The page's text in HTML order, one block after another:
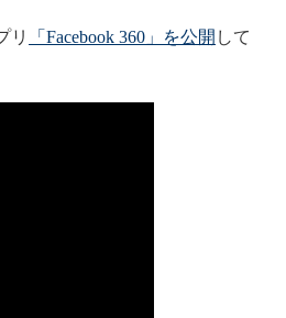
リ 「Facebook 360」を公開 して